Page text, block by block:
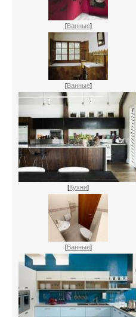
[Ванные]
[Ванные]
[Кухни]
[Ванные]